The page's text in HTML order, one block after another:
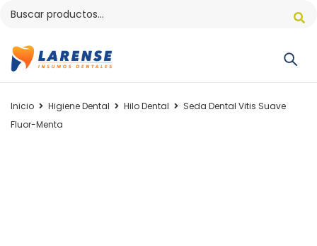
Inicio Higiene Dental Hilo Dental
Seda Dental Vitis Suave
Fluor-Menta